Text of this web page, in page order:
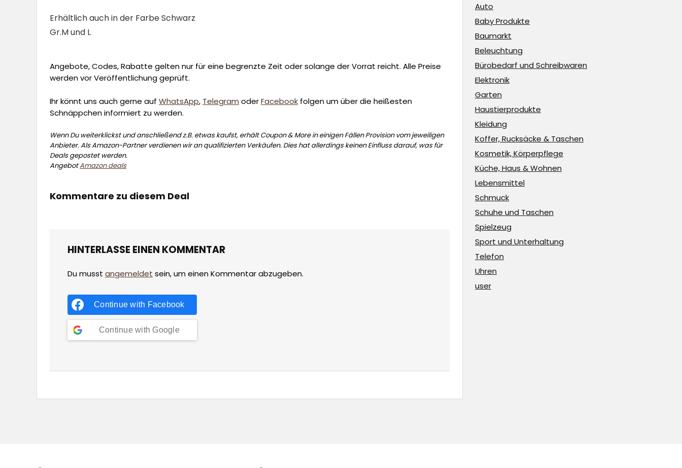
Erhältlich auch in der Farbe Schwarz
Gr.M und L
Angebote, Codes, Rabatte gelten nur für eine begrenzte Zeit oder solange der Vorrat reicht. Alle Preise
werden vor Veröffentlichung geprüft.
Ihr könnt uns auch gerne auf WhatsApp, Telegram oderFacebook folgen um über die heißesten
Schnäppchen informiert zu werden.
Wenn Du weiterklickst und anschließend z.B. etwas kaufst, erhält Coupon & More in einigen Fällen Provision vom jeweiligen
Anbieter. Als Amazon-Partner verdienen wir an qualifizierten Verkäufen. Dies hat allerdings keinen Einfluss darauf, was für
Deals gepostet werden.
AngebotAmazon deals
Kommentare zu diesem Deal
HINTERLASSE EINEN KOMMENTAR
Du musst angemeldet sein, um einen Kommentar abzugeben.
Continue with Facebook
Continue with Google
Auto
Baby Produkte
Baumarkt
Beleuchtung
Bürobedarf und Schreibwaren
Elektronik
Garten
Haustierprodukte
Kleidung
Koffer, Rucksäcke & Taschen
Kosmetik, Körperpflege
Küche, Haus & Wohnen
Lebensmittel
Schmuck
Schuhe und Taschen
Spielzeug
Sport und Unterhaltung
Telefon
Uhren
user